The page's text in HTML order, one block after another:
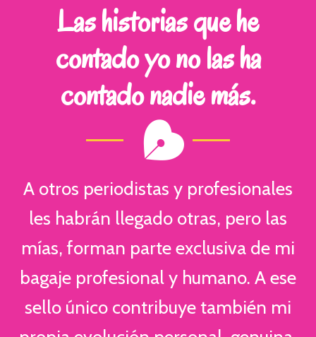
Las historias que he
contado yo no las ha
contado nadie más.
A otros periodistas y profesionales
les habrán llegado otras, pero las
mías, forman parte exclusiva de mi
bagaje profesional y humano. A ese
sello único contribuye también mi